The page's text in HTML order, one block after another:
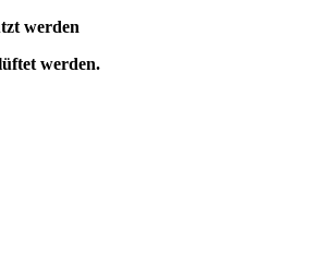
werden
werden.